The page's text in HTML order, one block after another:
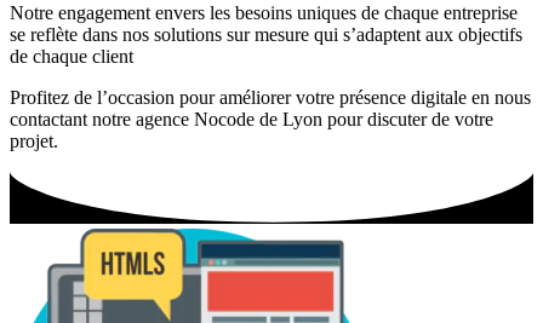
Notre engagement envers les besoins uniques de chaque entreprise
se reflète dans nos solutions sur mesure qui s’adaptent aux objectifs
de chaque client
Profitez de l’occasion pour améliorer votre présence digitale en nous
contactant notre agence Nocode de Lyon pour discuter de votre
projet.